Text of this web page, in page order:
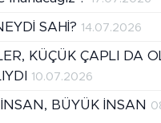
SAHİ? 14.07.2026
KÜÇÜK ÇAPLI DA
10.07.2026
BÜYÜK İNSAN